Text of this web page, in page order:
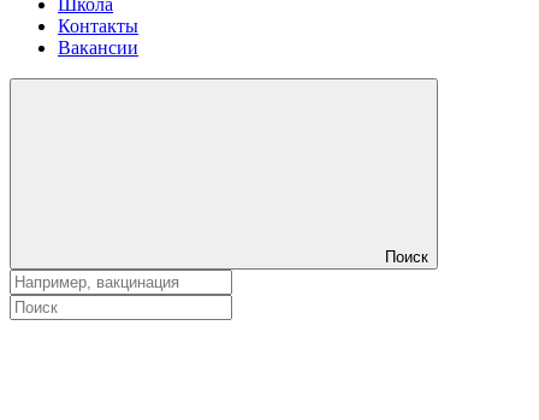
Школа
Контакты
Вакансии
Поиск